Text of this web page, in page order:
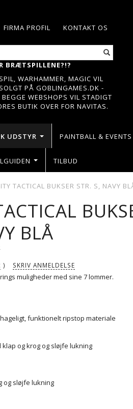
KONTAKT OS
FIRMA PROFIL
BRÆTSPILLENE?!?
WARHAMMER, MAGIC VIL
PÅ GOBLINGAMES.DK -
WEBSHOPS VIL STADIGT
BUTIK OVER FOR NAVITAS.
UDSTYR PAINTBALL & EVENTS
TILBUD
TACTICAL BUKSER STR. S, NAVY
BLÅ
SKRIV ANMELDELSE
muligheder med sine 7 lommer.
funktionelt ripstop materiale
og krog og sløjfe lukning
og sløjfe lukning